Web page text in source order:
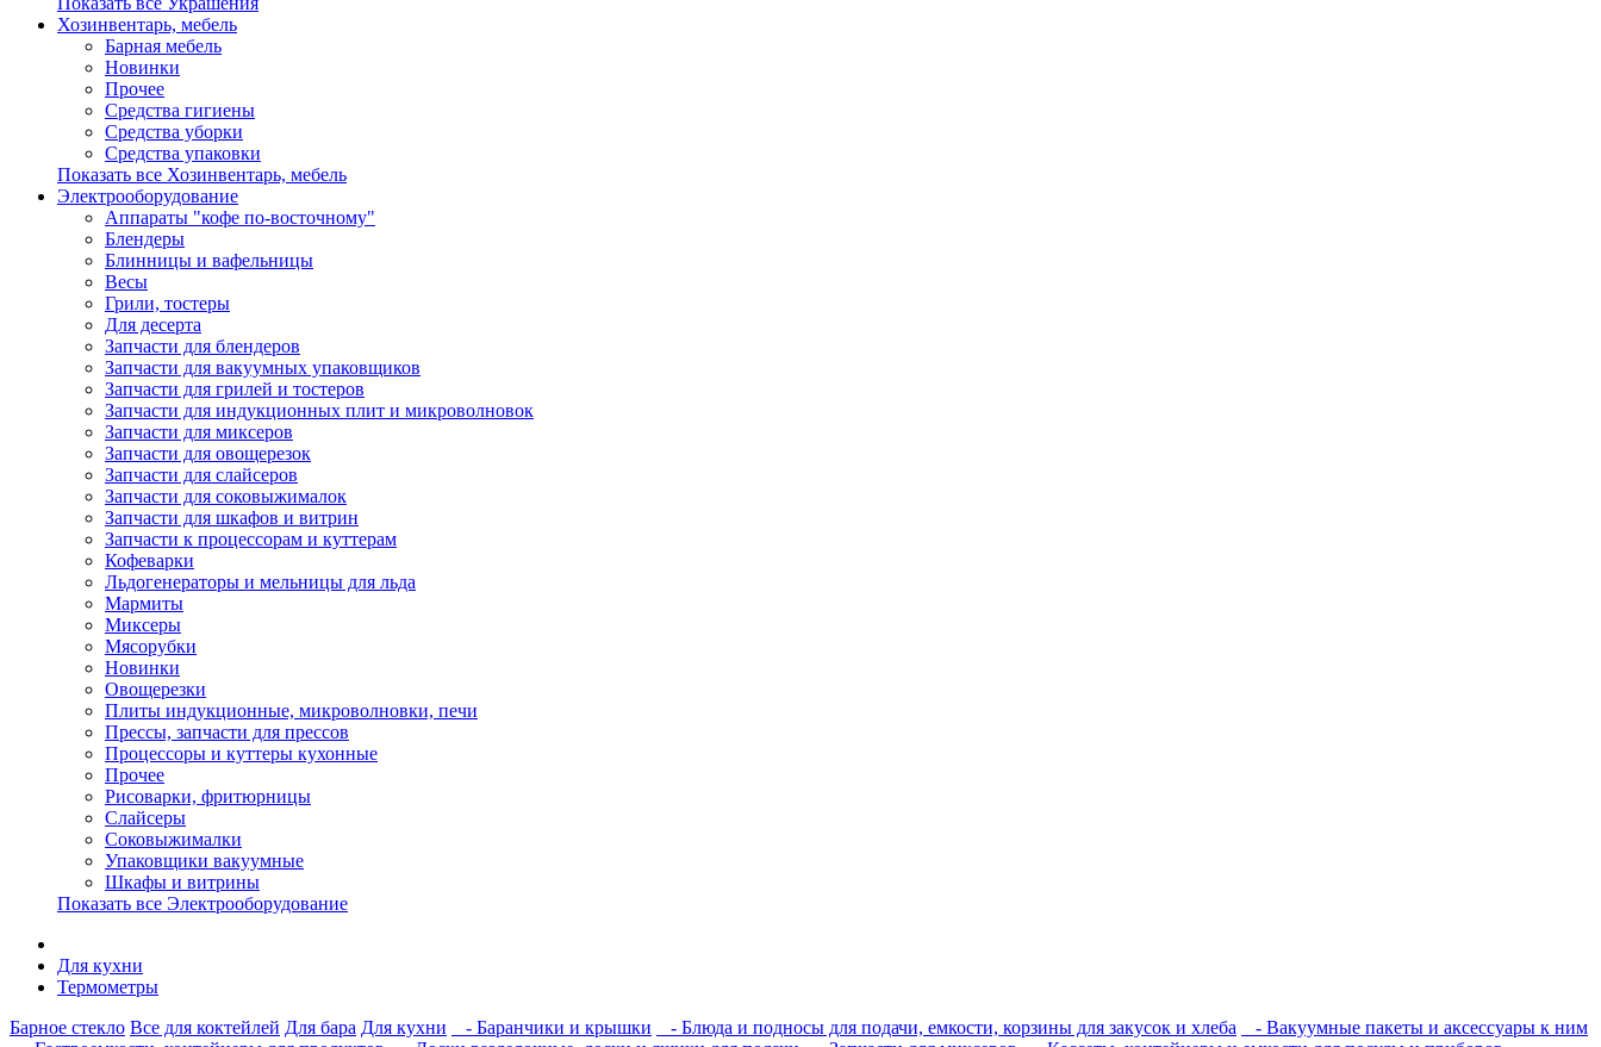
Хозинвентарь, мебель
Барная мебель
Новинки
Прочее
Средства гигиены
Средства уборки
Средства упаковки
Показать все Хозинвентарь, мебель
Электрооборудование
Аппараты "кофе по-восточному"
Блендеры
Блинницы и вафельницы
Весы
Грили, тостеры
Для десерта
Запчасти для блендеров
Запчасти для вакуумных упаковщиков
Запчасти для грилей и тостеров
Запчасти для индукционных плит и микроволновок
Запчасти для миксеров
Запчасти для овощерезок
Запчасти для слайсеров
Запчасти для соковыжималок
Запчасти для шкафов и витрин
Запчасти к процессорам и куттерам
Кофеварки
Льдогенераторы и мельницы для льда
Мармиты
Миксеры
Мясорубки
Новинки
Овощерезки
Плиты индукционные, микроволновки, печи
Прессы, запчасти для прессов
Процессоры и куттеры кухонные
Прочее
Рисоварки, фритюрницы
Слайсеры
Соковыжималки
Упаковщики вакуумные
Шкафы и витрины
Показать все Электрооборудование
Для кухни
Термометры
Барное стекло Все для коктейлей Для бара Для кухни - Баранчики и крышки - Блюда и подносы для подачи, емкости, корзины для закусок и хлеба
- Вакуумные пакеты и аксессуары к ним